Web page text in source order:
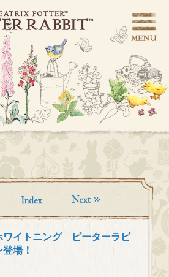
ワイトニング ピーターラビ
場！